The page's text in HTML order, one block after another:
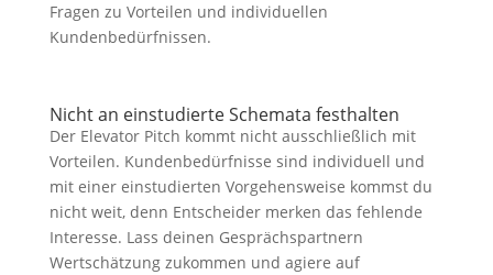
Fragen zu Vorteilen und individuellen
Kundenbedürfnissen.
Nicht an einstudierte Schemata festhalten
Der Elevator Pitch kommt nicht ausschließlich mit
Vorteilen. Kundenbedürfnisse sind individuell und
mit einer einstudierten Vorgehensweise kommst du
nicht weit, denn Entscheider merken das fehlende
Interesse. Lass deinen Gesprächspartnern
Wertschätzung zukommen und agiere auf